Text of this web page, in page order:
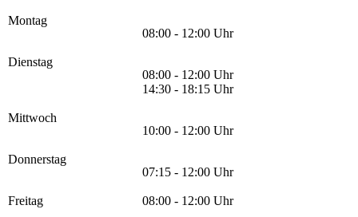
Montag
08:00 - 12:00 Uhr
Dienstag
08:00 - 12:00 Uhr
14:30 - 18:15 Uhr
Mittwoch
10:00 - 12:00 Uhr
Donnerstag
07:15 - 12:00 Uhr
Freitag 08:00 - 12:00 Uhr